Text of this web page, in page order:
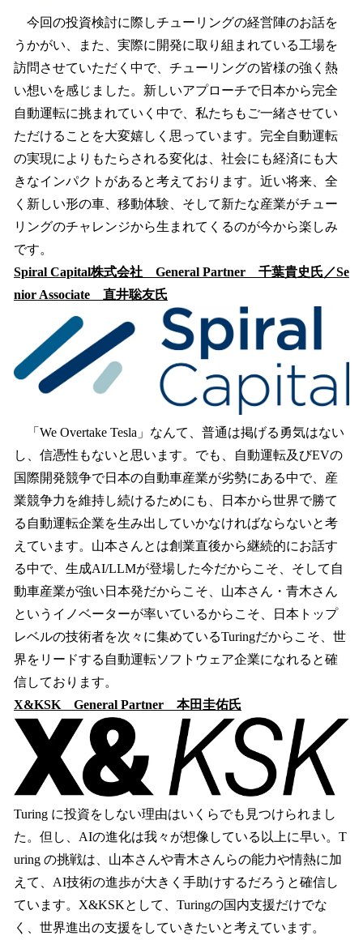
今回の投資検討に際しチューリングの経営陣のお話を
うかがい、また、実際に開発に取り組まれている工場を
訪問させていただく中で、チューリングの皆様の強く熱
い想いを感じました。新しいアプローチで日本から完全
自動運転に挑まれていく中で、私たちもご一緒させてい
ただけることを大変嬉しく思っています。完全自動運転
の実現によりもたらされる変化は、社会にも経済にも大
きなインパクトがあると考えております。近い将来、全
く新しい形の車、移動体験、そして新たな産業がチュー
リングのチャレンジから生まれてくるのが今から楽しみ
です。
Spiral Capital株式会社 General Partner 千葉貴史氏／Se
nior Associate 直井聡友氏
「We Overtake Tesla」なんて、普通は掲げる勇気はない
し、信憑性もないと思います。でも、自動運転及びEVの
国際開発競争で日本の自動車産業が劣勢にある中で、産
業競争力を維持し続けるためにも、日本から世界で勝て
る自動運転企業を生み出していかなければならないと考
えています。山本さんとは創業直後から継続的にお話す
る中で、生成AI/LLMが登場した今だからこそ、そして自
動車産業が強い日本発だからこそ、山本さん・青木さん
というイノベーターが率いているからこそ、日本トップ
レベルの技術者を次々に集めているTuringだからこそ、世
界をリードする自動運転ソフトウェア企業になれると確
信しております。
X&KSK General Partner 本田圭佑氏
Turing に投資をしない理由はいくらでも見つけられまし
た。但し、AIの進化は我々が想像している以上に早い。T
uring の挑戦は、山本さんや青木さんらの能力や情熱に加
えて、AI技術の進歩が大きく手助けするだろうと確信し
ています。X&KSKとして、Turingの国内支援だけでな
く、世界進出の支援をしていきたいと考えています。